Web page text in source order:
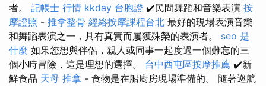
者。 記帳士 行情 kkday 台胞證 ✔️民間舞蹈和音樂表演 按
摩證照 - 推拿整骨 經絡按摩課程台北 最好的現場表演音樂
和舞蹈表演之一，具有真實而屢獲殊榮的表演者。 seo 是
什麼 如果您想與伴侶，親人或同事一起度過一個難忘的三
個小時冒險，這是理想的選擇。 台中西屯區按摩推薦 ✔️新
鮮食品 天母 推拿 - 食物是在船廚房現場準備的。 隨著巡航